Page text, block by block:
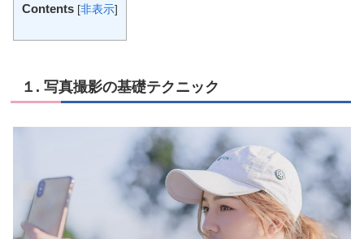
Contents [非表示]
１. 写真撮影の基礎テクニック